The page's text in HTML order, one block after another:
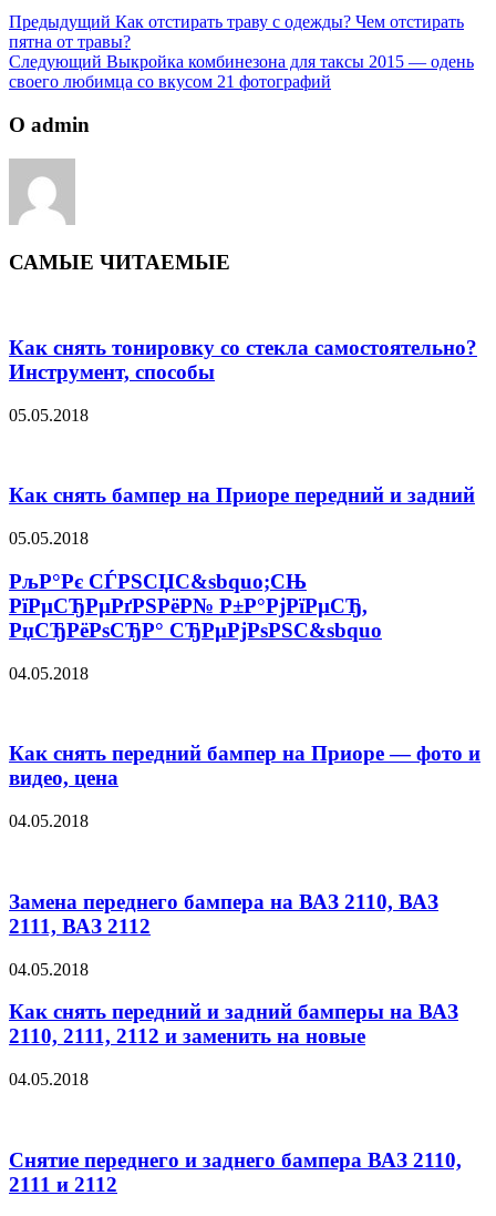
Предыдущий Как отстирать траву с одежды? Чем отстирать
пятна от травы?
Следующий Выкройка комбинезона для таксы 2015 — одень
своего любимца со вкусом 21 фотографий
О admin
САМЫЕ ЧИТАЕМЫЕ
Как снять тонировку со стекла самостоятельно?
Инструмент, способы
05.05.2018
Как снять бампер на Приоре передний и задний
05.05.2018
РљР°Рє СЃРЅСЏС&sbquo;СЊ
РїРµСЂРµРґРЅРёР№ Р±Р°РјРїРµСЂ,
РџСЂРёРѕСЂР° СЂРµРјРѕРЅС&sbquo
04.05.2018
Как снять передний бампер на Приоре — фото и
видео, цена
04.05.2018
Замена переднего бампера на ВАЗ 2110, ВАЗ
2111, ВАЗ 2112
04.05.2018
Как снять передний и задний бамперы на ВАЗ
2110, 2111, 2112 и заменить на новые
04.05.2018
Снятие переднего и заднего бампера ВАЗ 2110,
2111 и 2112